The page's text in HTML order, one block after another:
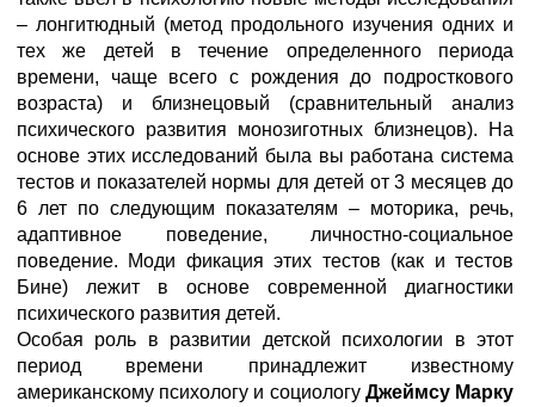
– лонгитюдный (метод продольного изучения одних и
тех же детей в течение определенного периода
времени, чаще всего с рождения до подросткового
возраста) и близнецовый (сравнительный анализ
психического развития монозиготных близнецов). На
основе этих исследований была вы работана система
тестов и показателей нормы для детей от 3 месяцев до
6 лет по следующим показателям – моторика, речь,
адаптивное поведение, личностно-социальное
поведение. Моди фикация этих тестов (как и тестов
Бине) лежит в основе современной диагностики
психического развития детей.
Особая роль в развитии детской психологии в этот
период времени принадлежит известному
американскому психологу и социологу Джеймсу Марку